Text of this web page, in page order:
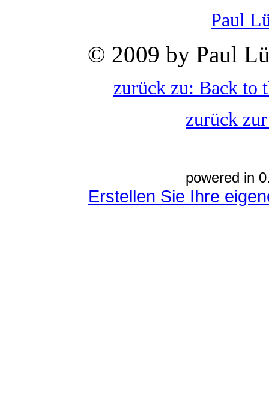
Paul
© 2009 by Paul
zurück zu: Back to
zurück
powered in
Erstellen Sie Ihre